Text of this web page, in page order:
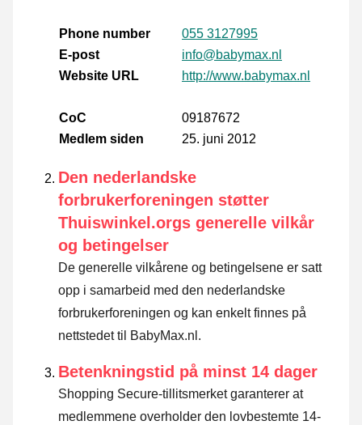
Phone number
055 3127995
E-post
info@babymax.nl
Website URL
http://www.babymax.nl
CoC
09187672
Medlem siden
25. juni 2012
Den nederlandske
forbrukerforeningen støtter
Thuiswinkel.orgs generelle vilkår
og betingelser
De generelle vilkårene og betingelsene er satt
opp i samarbeid med den nederlandske
forbrukerforeningen og kan enkelt finnes på
nettstedet til BabyMax.nl.
Betenkningstid på minst 14 dager
Shopping Secure-tillitsmerket garanterer at
medlemmene overholder den lovbestemte 14-